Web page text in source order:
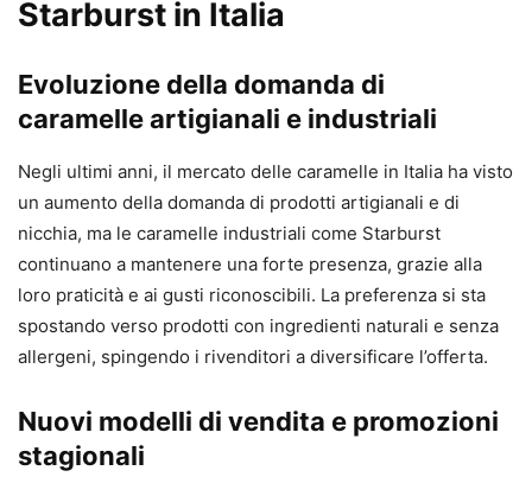
Starburst in Italia
Evoluzione della domanda di
caramelle artigianali e industriali
Negli ultimi anni, il mercato delle caramelle in Italia ha visto
un aumento della domanda di prodotti artigianali e di
nicchia, ma le caramelle industriali come Starburst
continuano a mantenere una forte presenza, grazie alla
loro praticità e ai gusti riconoscibili. La preferenza si sta
spostando verso prodotti con ingredienti naturali e senza
allergeni, spingendo i rivenditori a diversificare l’offerta.
Nuovi modelli di vendita e promozioni
stagionali